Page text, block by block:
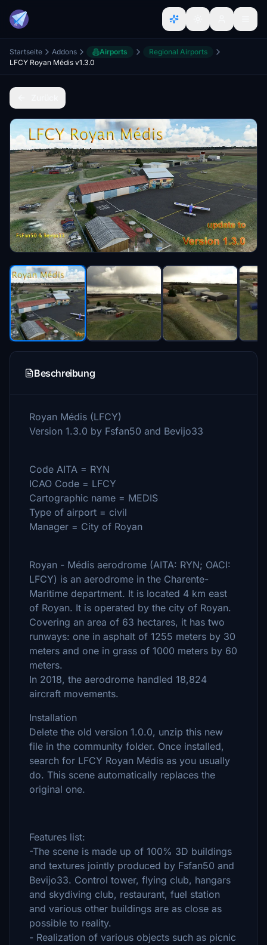
Startseite Addons Airports
Regional Airports
LFCY Royan Médis v1.3.0
Beschreibung
Royan Médis (LFCY)
Version 1.3.0 by Fsfan50 and Bevijo33
Code AITA = RYN
ICAO Code = LFCY
Cartographic name = MEDIS
Type of airport = civil
Manager = City of Royan
Royan - Médis aerodrome (AITA: RYN; OACI:
LFCY) is an aerodrome in the Charente-
Maritime department. It is located 4 km east
of Royan. It is operated by the city of Royan.
Covering an area of ​​63 hectares, it has two
runways: one in asphalt of 1255 meters by 30
meters and one in grass of 1000 meters by 60
meters.
In 2018, the aerodrome handled 18,824
aircraft movements.
Installation
Delete the old version 1.0.0, unzip this new
file in the community folder. Once installed,
search for LFCY Royan Médis as you usually
do. This scene automatically replaces the
original one.
Features list:
-The scene is made up of 100% 3D buildings
and textures jointly produced by Fsfan50 and
Bevijo33. Control tower, flying club, hangars
and skydiving club, restaurant, fuel station
and various other buildings are as close as
possible to reality.
- Realization of various objects such as picnic